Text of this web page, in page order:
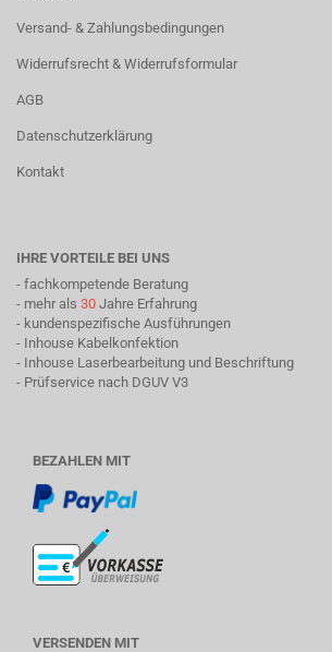
Versand- & Zahlungsbedingungen
Widerrufsrecht & Widerrufsformular
AGB
Datenschutzerklärung
Kontakt
IHRE VORTEILE BEI UNS
- fachkompetende Beratung
- mehr als 30 Jahre Erfahrung
- kundenspezifische Ausführungen
- Inhouse Kabelkonfektion
- Inhouse Laserbearbeitung und Beschriftung
- Prüfservice nach DGUV V3
BEZAHLEN MIT
VERSENDEN MIT